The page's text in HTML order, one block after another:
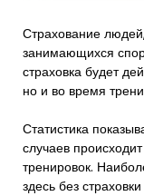
Страхование
занимающихся
страховка будет
но и во время
Статистика
случаев
тренировок.
здесь без